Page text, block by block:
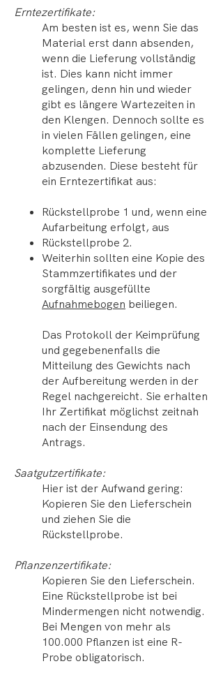
Erntezertifikate:
Am besten ist es, wenn Sie das
Material erst dann absenden,
wenn die Lieferung vollständig
ist. Dies kann nicht immer
gelingen, denn hin und wieder
gibt es längere Wartezeiten in
den Klengen. Dennoch sollte es
in vielen Fällen gelingen, eine
komplette Lieferung
abzusenden. Diese besteht für
ein Erntezertifikat aus:
Rückstellprobe 1 und, wenn eine
Aufarbeitung erfolgt, aus
Rückstellprobe 2.
Weiterhin sollten eine Kopie des
Stammzertifikates und der
sorgfältig ausgefüllte
Aufnahmebogen beiliegen.
Das Protokoll der Keimprüfung
und gegebenenfalls die
Mitteilung des Gewichts nach
der Aufbereitung werden in der
Regel nachgereicht. Sie erhalten
Ihr Zertifikat möglichst zeitnah
nach der Einsendung des
Antrags.
Saatgutzertifikate:
Hier ist der Aufwand gering:
Kopieren Sie den Lieferschein
und ziehen Sie die
Rückstellprobe.
Pflanzenzertifikate:
Kopieren Sie den Lieferschein.
Eine Rückstellprobe ist bei
Mindermengen nicht notwendig.
Bei Mengen von mehr als
100.000 Pflanzen ist eine R-
Probe obligatorisch.